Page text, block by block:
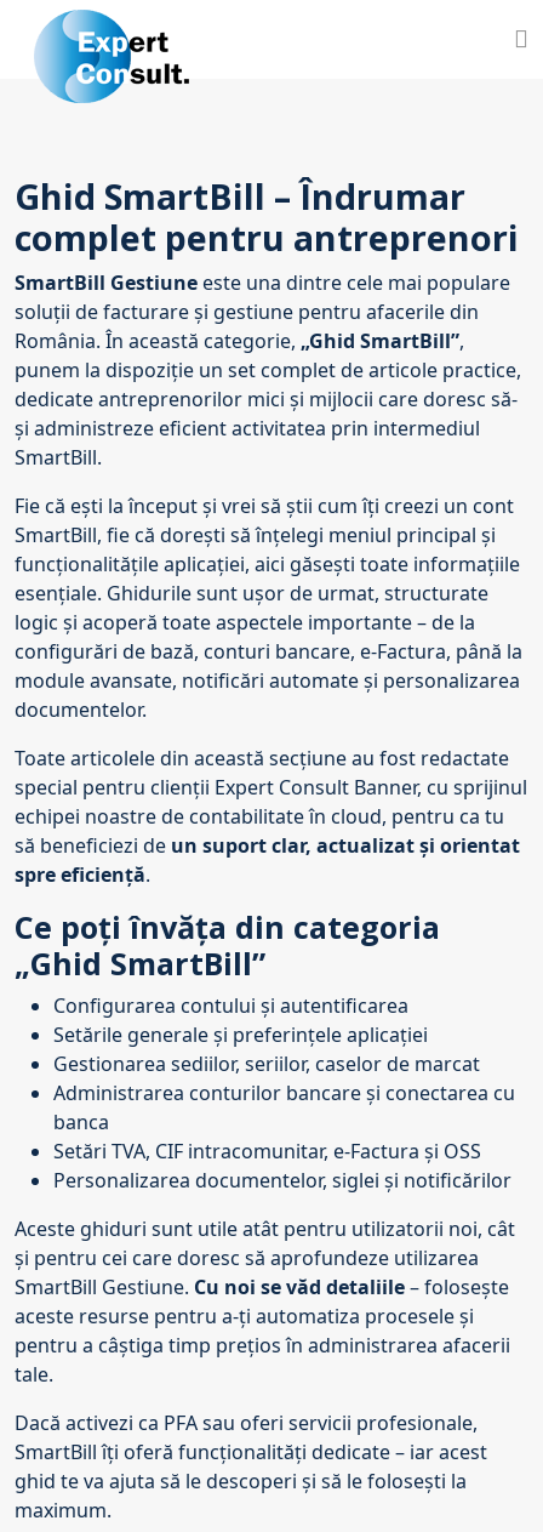
Ghid SmartBill – Îndrumar
complet pentru antreprenori
SmartBill Gestiuneeste una dintre cele mai populare
soluții de facturare și gestiune pentru afacerile din
România. În această categorie, „Ghid SmartBill”,
punem la dispoziție un set complet de articole practice,
dedicate antreprenorilor mici și mijlocii care doresc să-
și administreze eficient activitatea prin intermediul
SmartBill.
Fie că ești la început și vrei să știi cum îți creezi un cont
SmartBill, fie că dorești să înțelegi meniul principal și
funcționalitățile aplicației, aici găsești toate informațiile
esențiale. Ghidurile sunt ușor de urmat, structurate
logic și acoperă toate aspectele importante – de la
configurări de bază, conturi bancare, e-Factura, până la
module avansate, notificări automate și personalizarea
documentelor.
Toate articolele din această secțiune au fost redactate
special pentru clienții Expert Consult Banner, cu sprijinul
echipei noastre decontabilitate în cloud, pentru ca tu
să beneficiezi de un suport clar, actualizat și orientat
spre eficiență.
Ce poți învăța din categoria
„Ghid SmartBill”
Configurarea contului și autentificarea
Setările generale și preferințele aplicației
Gestionarea sediilor, seriilor, caselor de marcat
Administrarea conturilor bancare și conectarea cu
banca
Setări TVA, CIF intracomunitar, e-Factura și OSS
Personalizarea documentelor, siglei și notificărilor
Aceste ghiduri sunt utile atât pentru utilizatorii noi, cât
și pentru cei care doresc să aprofundeze utilizarea
SmartBill Gestiune. Cu noi se văd detaliile– folosește
aceste resurse pentru a-ți automatiza procesele și
pentru a câștiga timp prețios în administrarea afacerii
tale.
Dacă activezi ca PFAsau oferi servicii profesionale,
SmartBill îți oferă funcționalități dedicate – iar acest
ghid te va ajuta să le descoperi și să le folosești la
maximum.